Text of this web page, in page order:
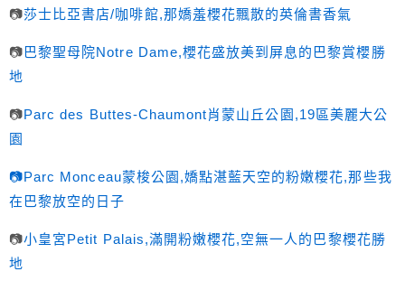
📷莎士比亞書店/咖啡館,那嬌羞櫻花飄散的英倫書香氣
📷 巴黎聖母院Notre Dame,櫻花盛放美到屏息的巴黎賞櫻勝
地
📷Parc des Buttes-Chaumont肖蒙山丘公園,19區美麗大公
園
📷Parc Monceau蒙梭公園,嬌點湛藍天空的粉嫩櫻花,那些我
在巴黎放空的日子
📷小皇宮Petit Palais,滿開粉嫩櫻花,空無一人的巴黎櫻花勝
地